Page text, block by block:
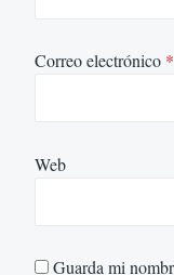
Correo electrónico *
Web
Guarda mi